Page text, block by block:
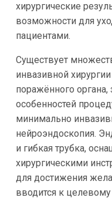
хирургические
возможности для
пациентами.
Существует
инвазивной
поражённого органа,
особенностей
минимально
нейроэндоскопия.
и гибкая трубка,
хирургическими
для достижения
вводится к